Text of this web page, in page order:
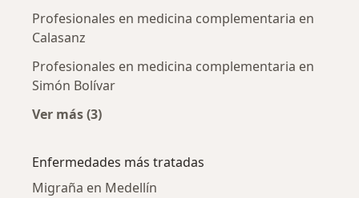
Profesionales en medicina complementaria en
Calasanz
Profesionales en medicina complementaria en
Simón Bolívar
Ver más (3)
Enfermedades más tratadas
Migraña en Medellín